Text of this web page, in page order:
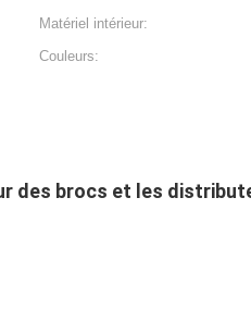
Matériel intérieur:
Couleurs:
des brocs et les